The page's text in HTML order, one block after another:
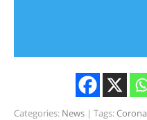
Categories: News | Tags:Corona